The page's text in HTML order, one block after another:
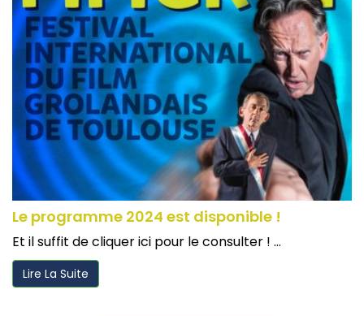
Le programme 2024 est disponible !
Et il suffit de cliquer ici pour le consulter ! ...
Lire La Suite